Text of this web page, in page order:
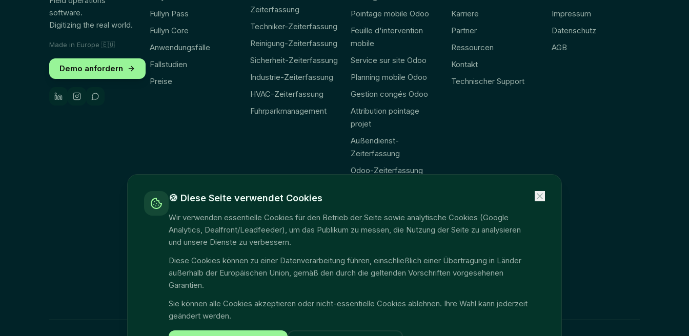
software.
Digitizing the real world.
Made in Europe 🇪🇺
Demo anfordern
Fullyn Pass
Fullyn Core
Anwendungsfälle
Fallstudien
Preise
Zeiterfassung
Techniker-Zeiterfassung
Reinigung-Zeiterfassung
Sicherheit-Zeiterfassung
Industrie-Zeiterfassung
HVAC-Zeiterfassung
Fuhrparkmanagement
Pointage mobile Odoo
Feuille d'intervention
mobile
Service sur site Odoo
Planning mobile Odoo
Gestion congés Odoo
Attribution pointage
projet
Außendienst-
Zeiterfassung
Odoo-Zeiterfassung
🚨 Gesetz 2027
Consolidation
Accès données terrain
EU Data Act
Karriere
Partner
Ressourcen
Kontakt
Technischer Support
Impressum
Datenschutz
AGB
🍪 Diese Seite verwendet Cookies
Wir verwenden essentielle Cookies für den Betrieb der Seite sowie analytische Cookies (Google
Analytics, Dealfront/Leadfeeder), um das Publikum zu messen, die Nutzung der Seite zu analysieren
und unsere Dienste zu verbessern.
Diese Cookies können zu einer Datenverarbeitung führen, einschließlich einer Übertragung in Länder
außerhalb der Europäischen Union, gemäß den durch die geltenden Vorschriften vorgesehenen
Garantien.
Sie können alle Cookies akzeptieren oder nicht-essentielle Cookies ablehnen. Ihre Wahl kann jederzeit
geändert werden.